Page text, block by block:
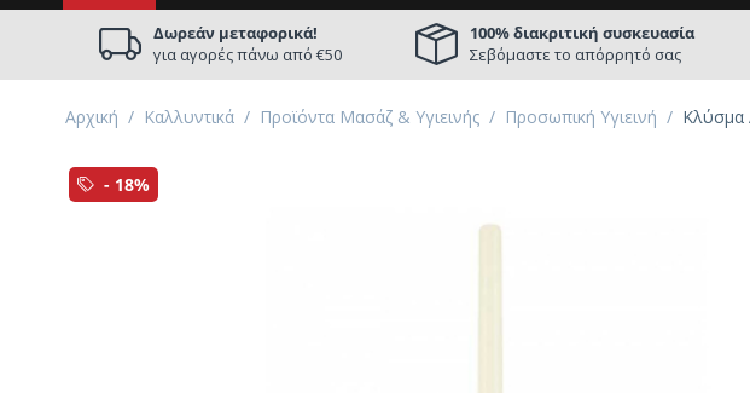
Δωρεάν μεταφορικά!
για αγορές πάνω από €50
100% διακριτική συσκευασία
Σεβόμαστε το απόρρητό σας
Αρχική / Καλλυντικά / Προϊόντα Μασάζ & Υγιεινής / Προσωπική Υγιεινή / Κλύσμα
- 18%